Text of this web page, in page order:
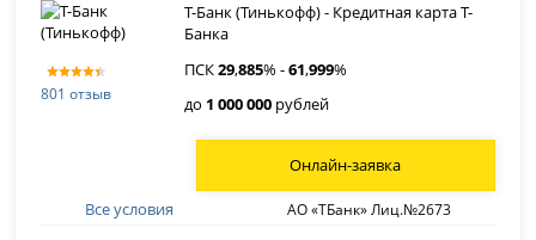
801 отзыв
Т-Банк (Тинькофф) - Кредитная карта Т-
Банка
ПСК29,885% -61,999%
до 1 000 000 рублей
Все условия АО «ТБанк» Лиц.№2673
Онлайн-заявка